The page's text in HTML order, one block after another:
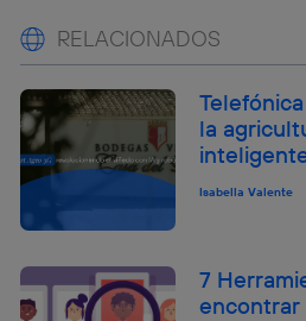
RELACIONADOS
la
Isabella Valente
7
encontrar